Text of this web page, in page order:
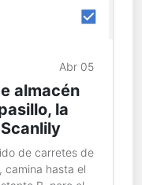
Abr 05
almacén
la
de carretes de
camina hasta el